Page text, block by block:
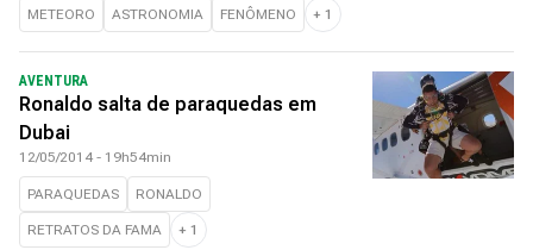
METEORO ASTRONOMIA FENÔMENO + 1
AVENTURA
Ronaldo salta de paraquedas em
Dubai
12/05/2014 - 19h54min
PARAQUEDAS RONALDO
RETRATOS DA FAMA + 1